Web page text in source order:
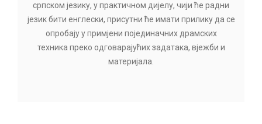
српском језику, у практичном дијелу, чији ће радни
језик бити енглески, присутни ће имати прилику да се
опробају у примјени појединачних драмских
техника преко одговарајућих задатака, вјежби и
материјала.